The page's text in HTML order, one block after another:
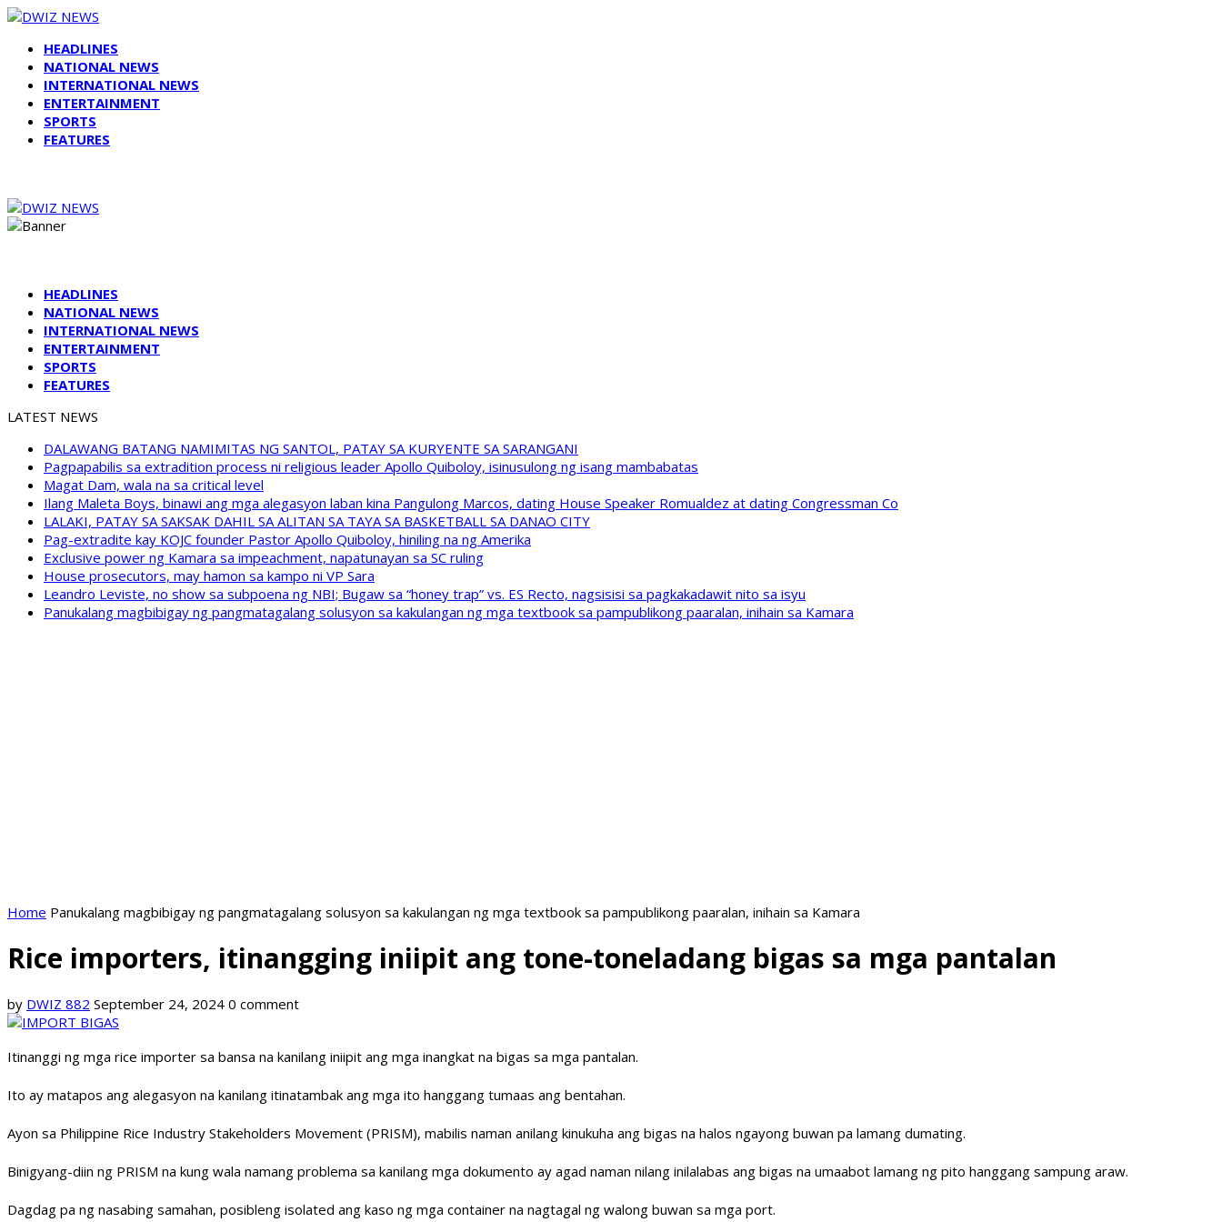
HEADLINES
NATIONAL NEWS
INTERNATIONAL NEWS
ENTERTAINMENT
SPORTS
FEATURES
HEADLINES
NATIONAL NEWS
INTERNATIONAL NEWS
ENTERTAINMENT
SPORTS
FEATURES
LATEST NEWS
DALAWANG BATANG NAMIMITAS NG SANTOL, PATAY SA KURYENTE SA SARANGANI
Pagpapabilis sa extradition process ni religious leader Apollo Quiboloy, isinusulong ng isang mambabatas
Magat Dam, wala na sa critical level
Ilang Maleta Boys, binawi ang mga alegasyon laban kina Pangulong Marcos, dating House Speaker Romualdez at dating Congressman Co
LALAKI, PATAY SA SAKSAK DAHIL SA ALITAN SA TAYA SA BASKETBALL SA DANAO CITY
Pag-extradite kay KOJC founder Pastor Apollo Quiboloy, hiniling na ng Amerika
Exclusive power ng Kamara sa impeachment, napatunayan sa SC ruling
House prosecutors, may hamon sa kampo ni VP Sara
Leandro Leviste, no show sa subpoena ng NBI; Bugaw sa “honey trap” vs. ES Recto, nagsisisi sa pagkakadawit nito sa isyu
Panukalang magbibigay ng pangmatagalang solusyon sa kakulangan ng mga textbook sa pampublikong paaralan, inihain sa Kamara
Home Panukalang magbibigay ng pangmatagalang solusyon sa kakulangan ng mga textbook sa pampublikong paaralan, inihain sa Kamara
Rice importers, itinangging iniipit ang tone-toneladang bigas sa mga pantalan
by DWIZ 882 September 24, 2024 0 comment
Itinanggi ng mga rice importer sa bansa na kanilang iniipit ang mga inangkat na bigas sa mga pantalan.
Ito ay matapos ang alegasyon na kanilang itinatambak ang mga ito hanggang tumaas ang bentahan.
Ayon sa Philippine Rice Industry Stakeholders Movement (PRISM), mabilis naman anilang kinukuha ang bigas na halos ngayong buwan pa lamang dumating.
Binigyang-diin ng PRISM na kung wala namang problema sa kanilang mga dokumento ay agad naman nilang inilalabas ang bigas na umaabot lamang ng pito hanggang sampung araw.
Dagdag pa ng nasabing samahan, posibleng isolated ang kaso ng mga container na nagtagal ng walong buwan sa mga port.